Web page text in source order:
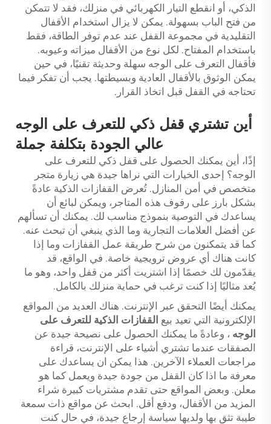
الذكي، أو انقطع التيار الكهربائي في منزلك، فقد لا تتمكن
من فتح الباب بسهولة. يمكن لا يزال استخدام الأقفال
التقليدية في مجموعة القفل عند عدم توفر الطاقة، فقط
باستخدام المفتاح. لكل نوع من الأقفال ميزاته وعيوبه.
فأقفال التعرف على الوجه سهلة وحديثة تقنيًا، في حين
يمكن الوثوق بالأقفال العادية وبسيطتها. يجب أن تفكر فيما
تحتاجه في القفل قبل اتخاذ القرار.
أين تشتري قفل ذكي للتعرف على الوجه
عالي الجودة بتكلفة جملة
إذًا، أين يمكنك الحصول على قفل ذكي للتعرف على
الوجه؟ إحدى الخيارات التي نراها جيدة هي زيارة متجر
متخصص في أمن المنازل. تُعرض القفازات الذكية عادةً
بشكل بارز على رفوف هذه المتاجر، ويمكن لبائع أن
يساعدك في التوصية بنموذج مناسب لك. يمكنك أن تسألهم
عن أفضل العلامات التجارية وما الذي ينبغي أن تبحث عنه.
كما قد يتمكنون من شرح طريقة عمل القفازات وما إذا
كانت هناك أي عروض ترويجية خاصة. في الواقع، قد
يقدّمون لك خصمًا إذا اشتريت أكثر من قفل واحد، وهو ما
يُعد مثاليًا إذا كنت ترغب في حماية منزلك بالكامل.
يمكنك أيضًا التحقق عبر الإنترنت. هناك العديد من المواقع
الإلكترونية التي تعيد بيع القفازات الذكية للتعرف على
الوجه ، وعادةً ما يمكنك الحصول على نصيحة جيدة عن
الصفقات عندما تشتري أشياء على الإنترنت، قراءة
مراجعات العملاء الآخرين. هذا يمكن ان يساعدك على
معرفة ما اذا كان القفل من جودة جيدة ويعمل كما هو
معلن. وبعض المواقع حتى تقدم مشتريات كبيرة شراء
المزيد من الأقفال، ودفع أقل. ابحث عن مواقع ذات سمعة
طيبة تثق بها ولديها سياسة إرجاع جيدة، في حال كنت